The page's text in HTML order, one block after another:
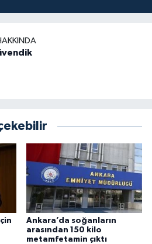
Ankara’da soğanların
arasından 150 kilo
metamfetamin çıktı